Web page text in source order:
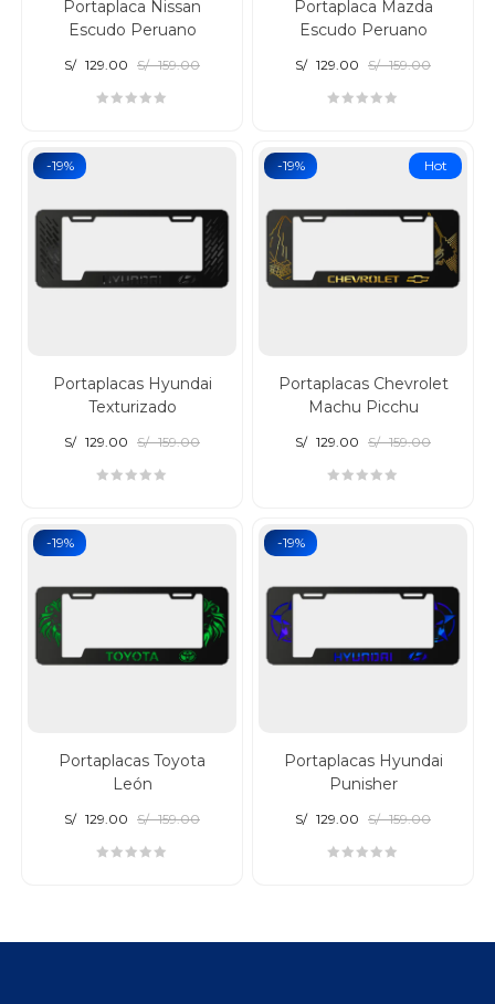
Portaplaca Nissan
Escudo Peruano
S/ 159.00
S/ 129.00
Portaplaca Mazda
Escudo Peruano
S/ 159.00
S/ 129.00
Portaplacas Hyundai
Texturizado
S/ 159.00
S/ 129.00
-19%
Portaplacas Chevrolet
Machu Picchu
S/ 159.00
S/ 129.00
-19% Hot
Portaplacas Toyota
León
S/ 159.00
S/ 129.00
-19%
Portaplacas Hyundai
Punisher
S/ 159.00
S/ 129.00
-19%